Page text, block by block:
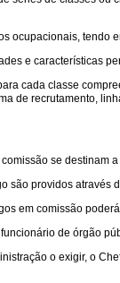
ocupacionais, tendo
e características
cada classe
de recrutamento,
se destinam
são providos
em comissão
de órgão
o exigir, o